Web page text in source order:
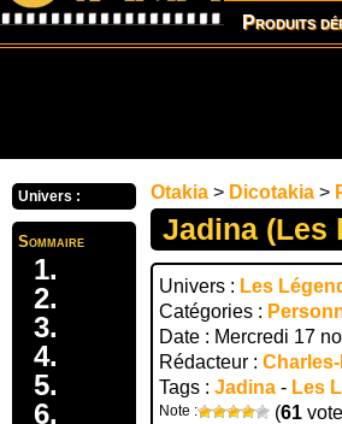
Produits
Univers :
Sommaire
Otakia > Dicotakia >
Jadina (Les
Univers : Les
Catégories :
Date : Mercredi 17
Rédacteur :
Tags : Jadina - Les
Note : (61